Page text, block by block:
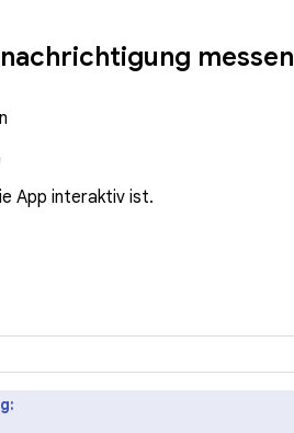
messen
App interaktiv ist.